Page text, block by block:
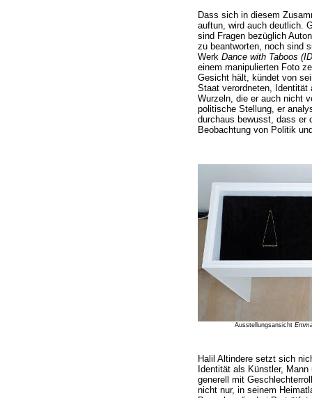
Dass sich in diesem
auftun, wird auch deutlich.
sind Fragen bezüglich
zu beantworten, noch sind
Werk Dance with Taboos
einem manipulierten Foto
Gesicht hält, kündet von
Staat verordneten,
Wurzeln, die er auch nicht
politische Stellung, er
durchaus bewusst, dass er
Beobachtung von Politik
Ausstellungsansicht
Halil Altindere setzt sich
Identität als Künstler,
generell mit
nicht nur, in seinem